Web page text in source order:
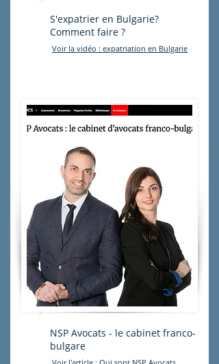
S'expatrier en Bulgarie?
Comment faire ?
Voir la vidéo : expatriation en Bulgarie
NSP Avocats - le cabinet franco-
bulgare